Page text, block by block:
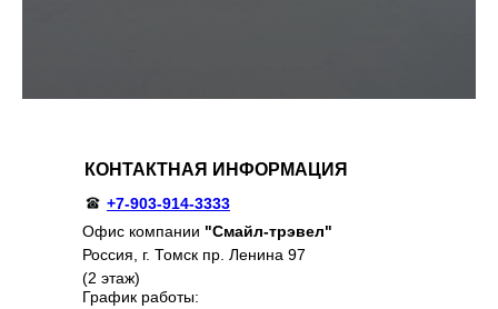
КОНТАКТНАЯ ИНФОРМАЦИЯ
+7-903-914-3333
Офис компании "Смайл-трэвел"
Россия, г. Томск пр. Ленина 97
(2 этаж)
График работы: